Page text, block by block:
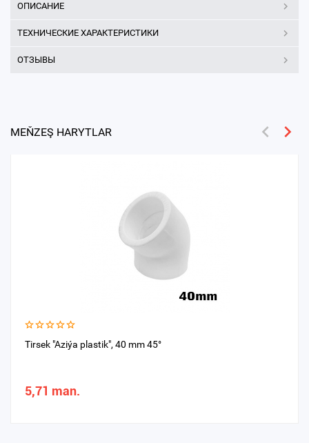
ОПИСАНИЕ
ТЕХНИЧЕСКИЕ ХАРАКТЕРИСТИКИ
ОТЗЫВЫ
MEŇZEŞ HARYTLAR
Tirsek "Aziýa plastik", 40 mm 45°
5,71 man.